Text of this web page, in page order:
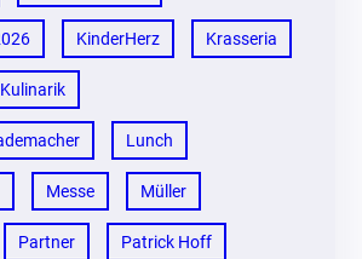
KinderHerz Krasseria
Kulinarik
Lunch
Messe Müller
Partner Patrick Hoff